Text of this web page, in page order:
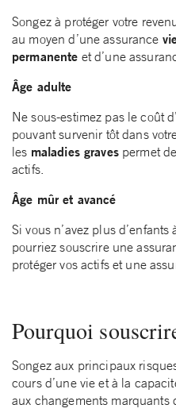
Songez à protéger votre
au moyen d’une assurance
permanente et d’une
Âge adulte
Ne sous-estimez pas le coût
pouvant survenir tôt dans
les maladies gravespermet
actifs.
Âge mûr et avancé
Si vous n’avez plus
pourriez souscrire une
protéger vos actifs et une
Pourquoi
Songez aux principaux
cours d’une vie et à la
aux changements marquants